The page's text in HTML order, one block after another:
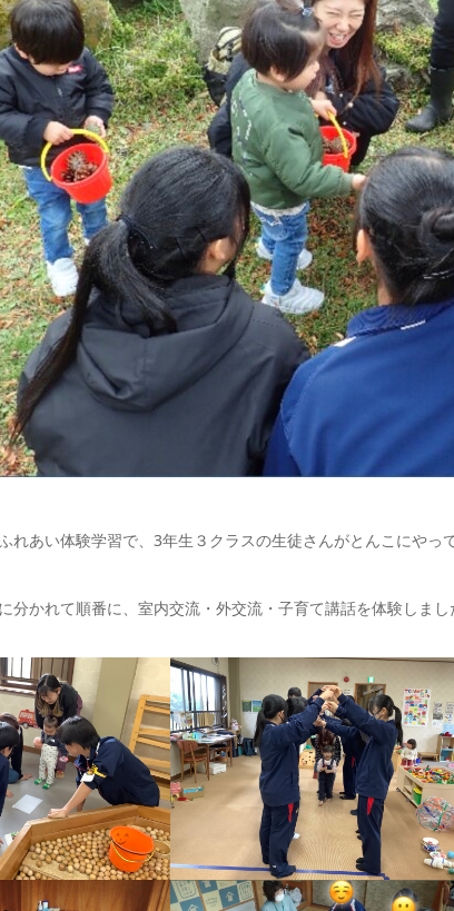
れあい体験学習で、3年生３クラスの生徒さんがとんこにやっ
分かれて順番に、室内交流・外交流・子育て講話を体験しまし